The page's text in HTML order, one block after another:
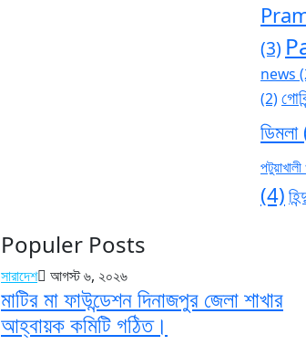
(3)
news
(2)
ডিমলা
(4)
Populer Posts
সারাদেশ আগস্ট ৬, ২০২৬
মাটির মা ফাউন্ডেশন দিনাজপুর জেলা শাখার
আহ্বায়ক কমিটি গঠিত।